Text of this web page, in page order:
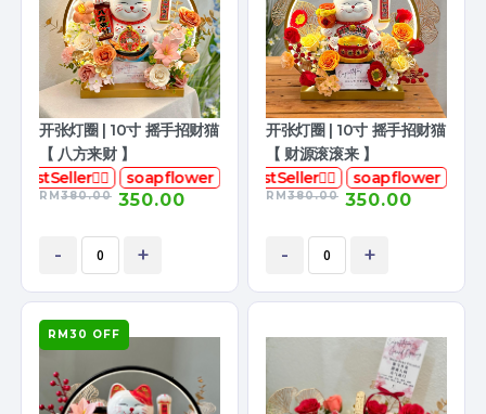
开张灯圈 | 10寸 摇手招财猫
【 八方来财 】
BestSeller👍🏻
soapflower
RM380.00 350.00
- +
开张灯圈 | 10寸 摇手招财猫
【 财源滚滚来 】
香皂花
BestSeller👍🏻 soapflower
RM380.00 350.00
- +
RM30 OFF